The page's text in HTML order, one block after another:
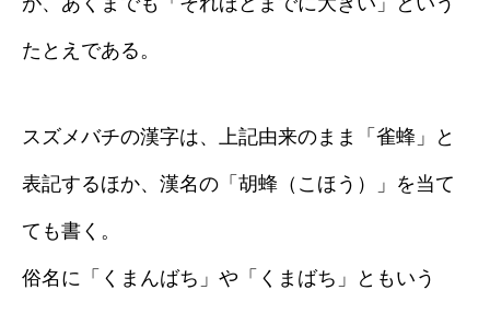
たとえである。
スズメバチの漢字は、上記由来のまま「雀蜂」と
表記するほか、漢名の「胡蜂（こほう）」を当て
ても書く。
俗名に「くまんばち」や「くまばち」ともいう